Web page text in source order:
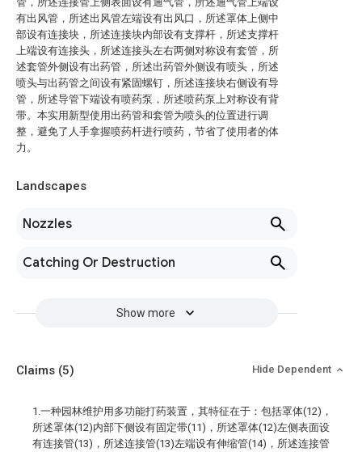
有出风管，所述出风管左端设有出风口，所述罩体上侧中
部设有连接块，所述连接块内部设有支撑杆，所述支撑杆
上端设有连接头，所述连接头左右两侧对称设有套管，所
述套管外侧设有出药管，所述出药管外侧设有喷头，所述
喷头与出药管之间设有紧固螺钉，所述连接块右侧设有导
管，所述导管下端设有喷药泵，所述喷药泵上对称设有背
带。本实用新型使用出药管和套管为喷头的位置进行调
整，避免了人手拿握喷药杆进行喷药，节省了使用者的体
力。
Landscapes
Nozzles
Catching Or Destruction
Show more
Claims (5) Hide Dependent
1.一种园林维护用多功能打药装置，其特征在于：包括罩体(12)，
所述罩体(12)内部下侧设有固定带(11)，所述罩体(12)左侧表面设
有连接管(13)，所述连接管(13)左端设有伸缩管(14)，所述连接管